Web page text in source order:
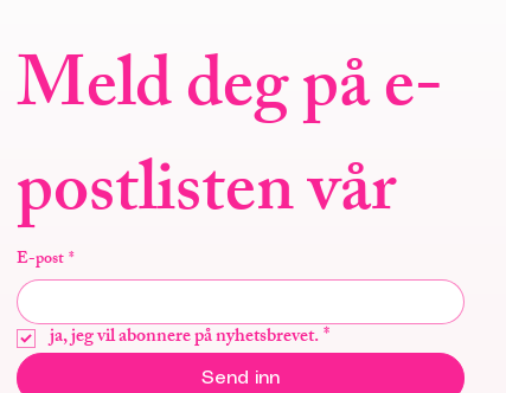
Meld deg på e-
postlisten vår
E-post*
ja, jeg vil abonnere på nyhetsbrevet.*
Send inn